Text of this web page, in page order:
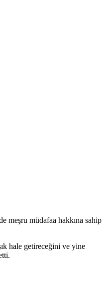
meşru müdafaa hakkına sahip
hale getireceğini ve yine